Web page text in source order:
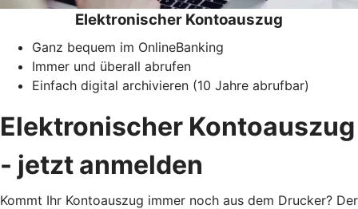
Elektronischer Kontoauszug
Ganz bequem im OnlineBanking
Immer und überall abrufen
Einfach digital archivieren (10 Jahre abrufbar)
Elektronischer Kontoauszug
- jetzt anmelden
Kommt Ihr Kontoauszug immer noch aus dem Drucker? Der